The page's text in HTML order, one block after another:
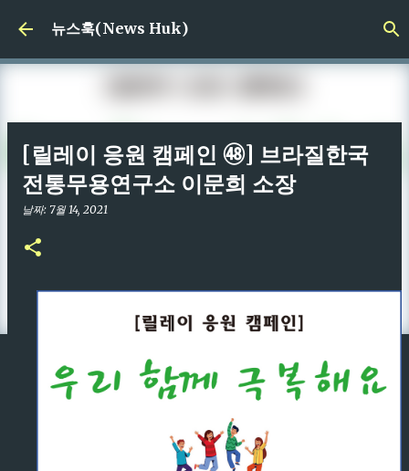
기본 콘텐츠로 건너뛰기
뉴스훅(News Huk)
[릴레이 응원 캠페인 ㊽] 브라질한국
전통무용연구소 이문희 소장
날짜: 7월 14, 2021